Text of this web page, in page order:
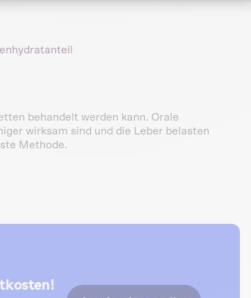
behandelt werden kann. Orale
wirksam sind und die Leber belasten
Methode.